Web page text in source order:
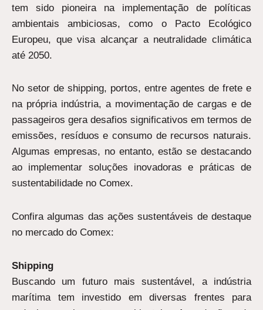
tem sido pioneira na implementação de políticas
ambientais ambiciosas, como o Pacto Ecológico
Europeu, que visa alcançar a neutralidade climática
até 2050.
No setor de shipping, portos, entre agentes de frete e
na própria indústria, a movimentação de cargas e de
passageiros gera desafios significativos em termos de
emissões, resíduos e consumo de recursos naturais.
Algumas empresas, no entanto, estão se destacando
ao implementar soluções inovadoras e práticas de
sustentabilidade no Comex.
Confira algumas das ações sustentáveis de destaque
no mercado do Comex:
Shipping
Buscando um futuro mais sustentável, a indústria
marítima tem investido em diversas frentes para